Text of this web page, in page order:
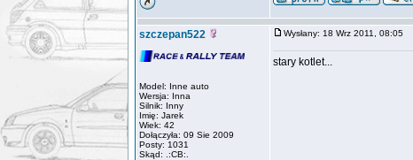
szczepan522
Model: Inne auto
Wersja: Inna
Silnik: Inny
Imię: Jarek
Wiek: 42
Dołączyła: 09 Sie 2009
Posty: 1031
Skąd: .:CB:.
Wysłany: 18 Wrz 2011, 08:05
stary kotlet...